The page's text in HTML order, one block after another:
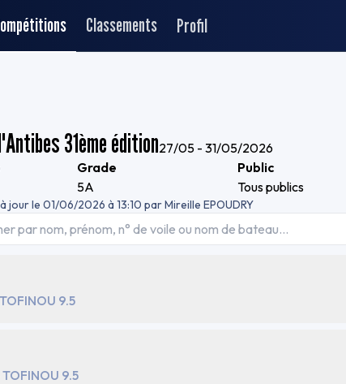
Classements Profil
31ème édition27/05 - 31/05/2026
Grade
5A
Public
Tous publics
jour le 01/06/2026 à 13:10 parMireille EPOUDRY
9.5
TOFINOU 9.5